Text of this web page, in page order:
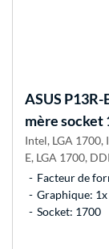
ASUS P13R-
mère socket
Intel, LGA
E, LGA 1700,
Facteur de
Graphique:
Socket: 1700